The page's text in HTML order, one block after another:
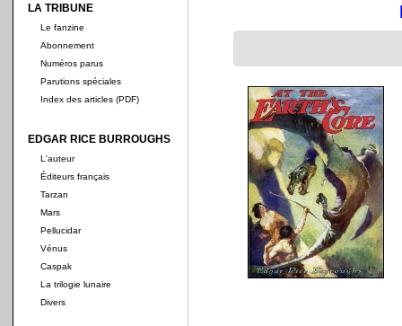
LA TRIBUNE
Le fanzine
Abonnement
Numéros parus
Parutions spéciales
Index des articles (PDF)
EDGAR RICE BURROUGHS
L'auteur
Éditeurs français
Tarzan
Mars
Pellucidar
Vénus
Caspak
La trilogie lunaire
Divers